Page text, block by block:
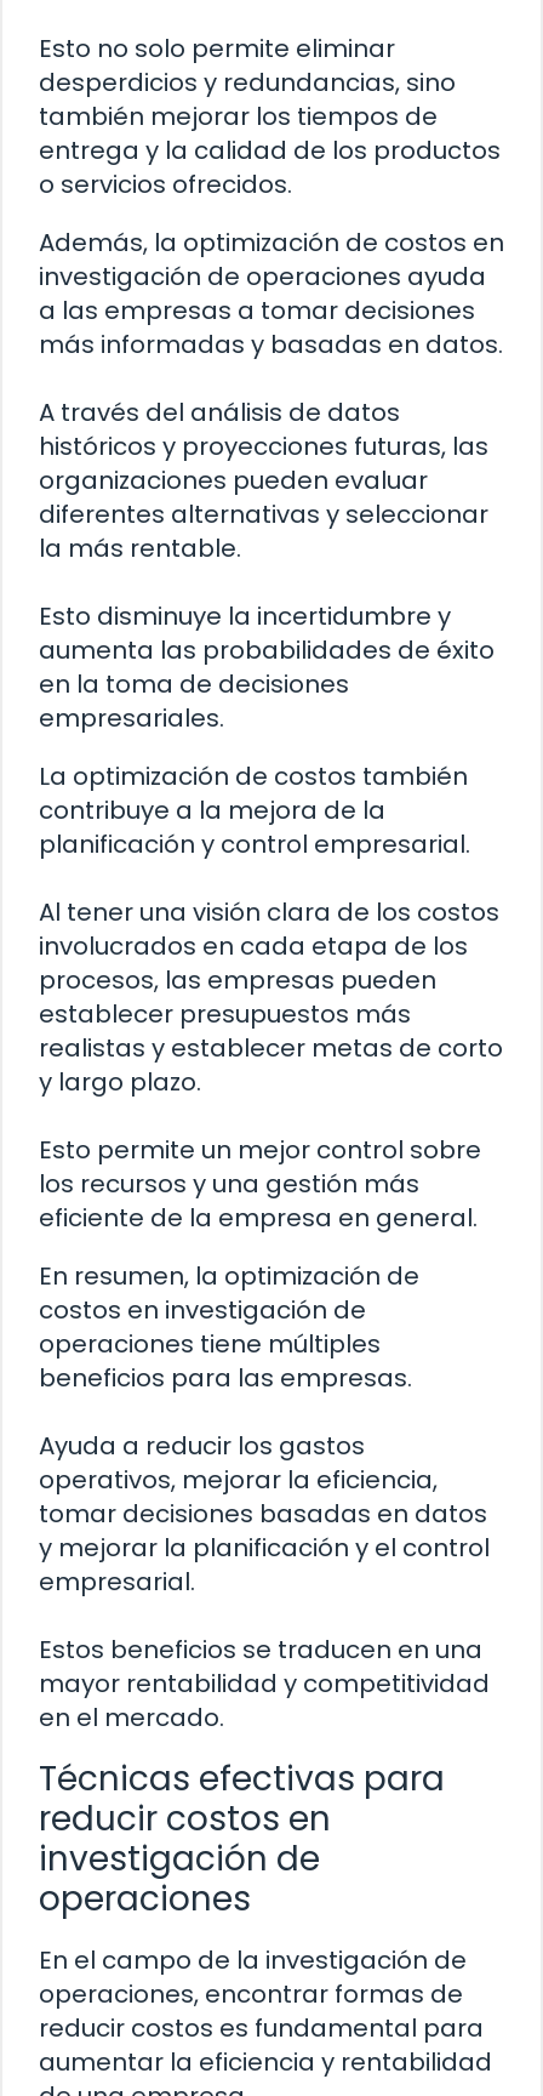
Esto no solo permite eliminar
desperdicios y redundancias, sino
también mejorar los tiempos de
entrega y la calidad de los productos
o servicios ofrecidos.
Además, la optimización de costos en
investigación de operaciones ayuda
a las empresas a tomar decisiones
más informadas y basadas en datos.
A través del análisis de datos
históricos y proyecciones futuras, las
organizaciones pueden evaluar
diferentes alternativas y seleccionar
la más rentable.
Esto disminuye la incertidumbre y
aumenta las probabilidades de éxito
en la toma de decisiones
empresariales.
La optimización de costos también
contribuye a la mejora de la
planificación y control empresarial.
Al tener una visión clara de los costos
involucrados en cada etapa de los
procesos, las empresas pueden
establecer presupuestos más
realistas y establecer metas de corto
y largo plazo.
Esto permite un mejor control sobre
los recursos y una gestión más
eficiente de la empresa en general.
En resumen, la optimización de
costos en investigación de
operaciones tiene múltiples
beneficios para las empresas.
Ayuda a reducir los gastos
operativos, mejorar la eficiencia,
tomar decisiones basadas en datos
y mejorar la planificación y el control
empresarial.
Estos beneficios se traducen en una
mayor rentabilidad y competitividad
en el mercado.
Técnicas efectivas para
reducir costos en
investigación de
operaciones
En el campo de la investigación de
operaciones, encontrar formas de
reducir costos es fundamental para
aumentar la eficiencia y rentabilidad